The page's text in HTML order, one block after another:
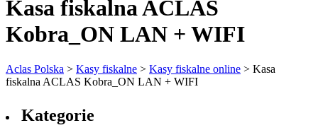
Kasa fiskalna ACLAS
Kobra_ON LAN + WIFI
Aclas Polska > Kasy fiskalne > Kasy fiskalne online > Kasa
fiskalna ACLAS Kobra_ON LAN + WIFI
Kategorie